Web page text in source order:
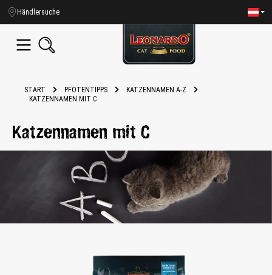
springen
Händlersuche
START PFOTENTIPPS
KATZENNAMEN A-Z
KATZENNAMEN MIT C
Katzennamen mit C